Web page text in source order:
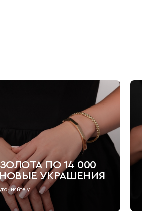
ПО 14 000
УКРАШЕНИЯ
у